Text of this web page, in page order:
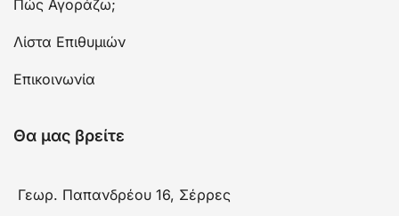
Πώς Αγοράζω;
Λίστα Επιθυμιών
Επικοινωνία
Θα μας βρείτε
Γεωρ. Παπανδρέου 16, Σέρρες